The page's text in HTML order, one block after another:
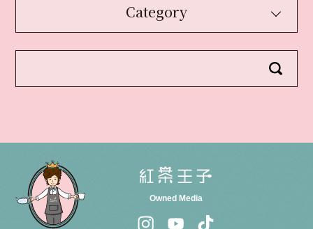
Category
Owned Media